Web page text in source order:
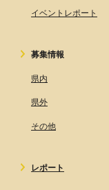
イベントレポート
募集情報
県内
県外
その他
レポート